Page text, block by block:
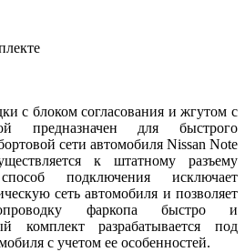
с блоком согласования и жгутом с
предназначен для быстрого
сети автомобиля Nissan Note
к штатному разъему
подключения исключает
сеть автомобиля и позволяет
фаркопа быстро и
комплект разрабатывается под
с учетом ее особенностей.